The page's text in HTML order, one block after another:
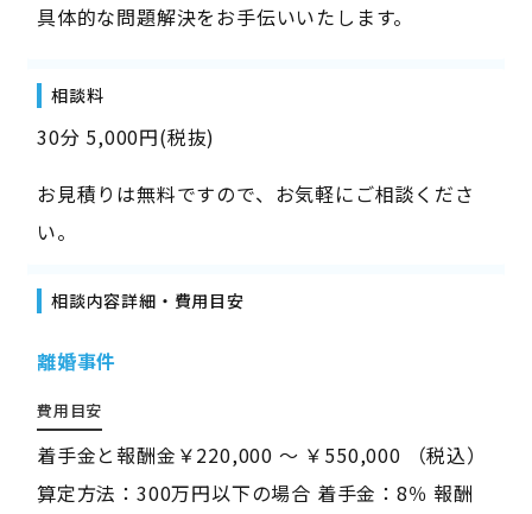
具体的な問題解決をお手伝いいたします。
相談料
30分 5,000円(税抜)
お見積りは無料ですので、お気軽にご相談くださ
い。
相談内容詳細・費用目安
離婚事件
費用目安
着手金と報酬金￥220,000 ～ ￥550,000 （税込）
算定方法：300万円以下の場合 着手金：8％ 報酬